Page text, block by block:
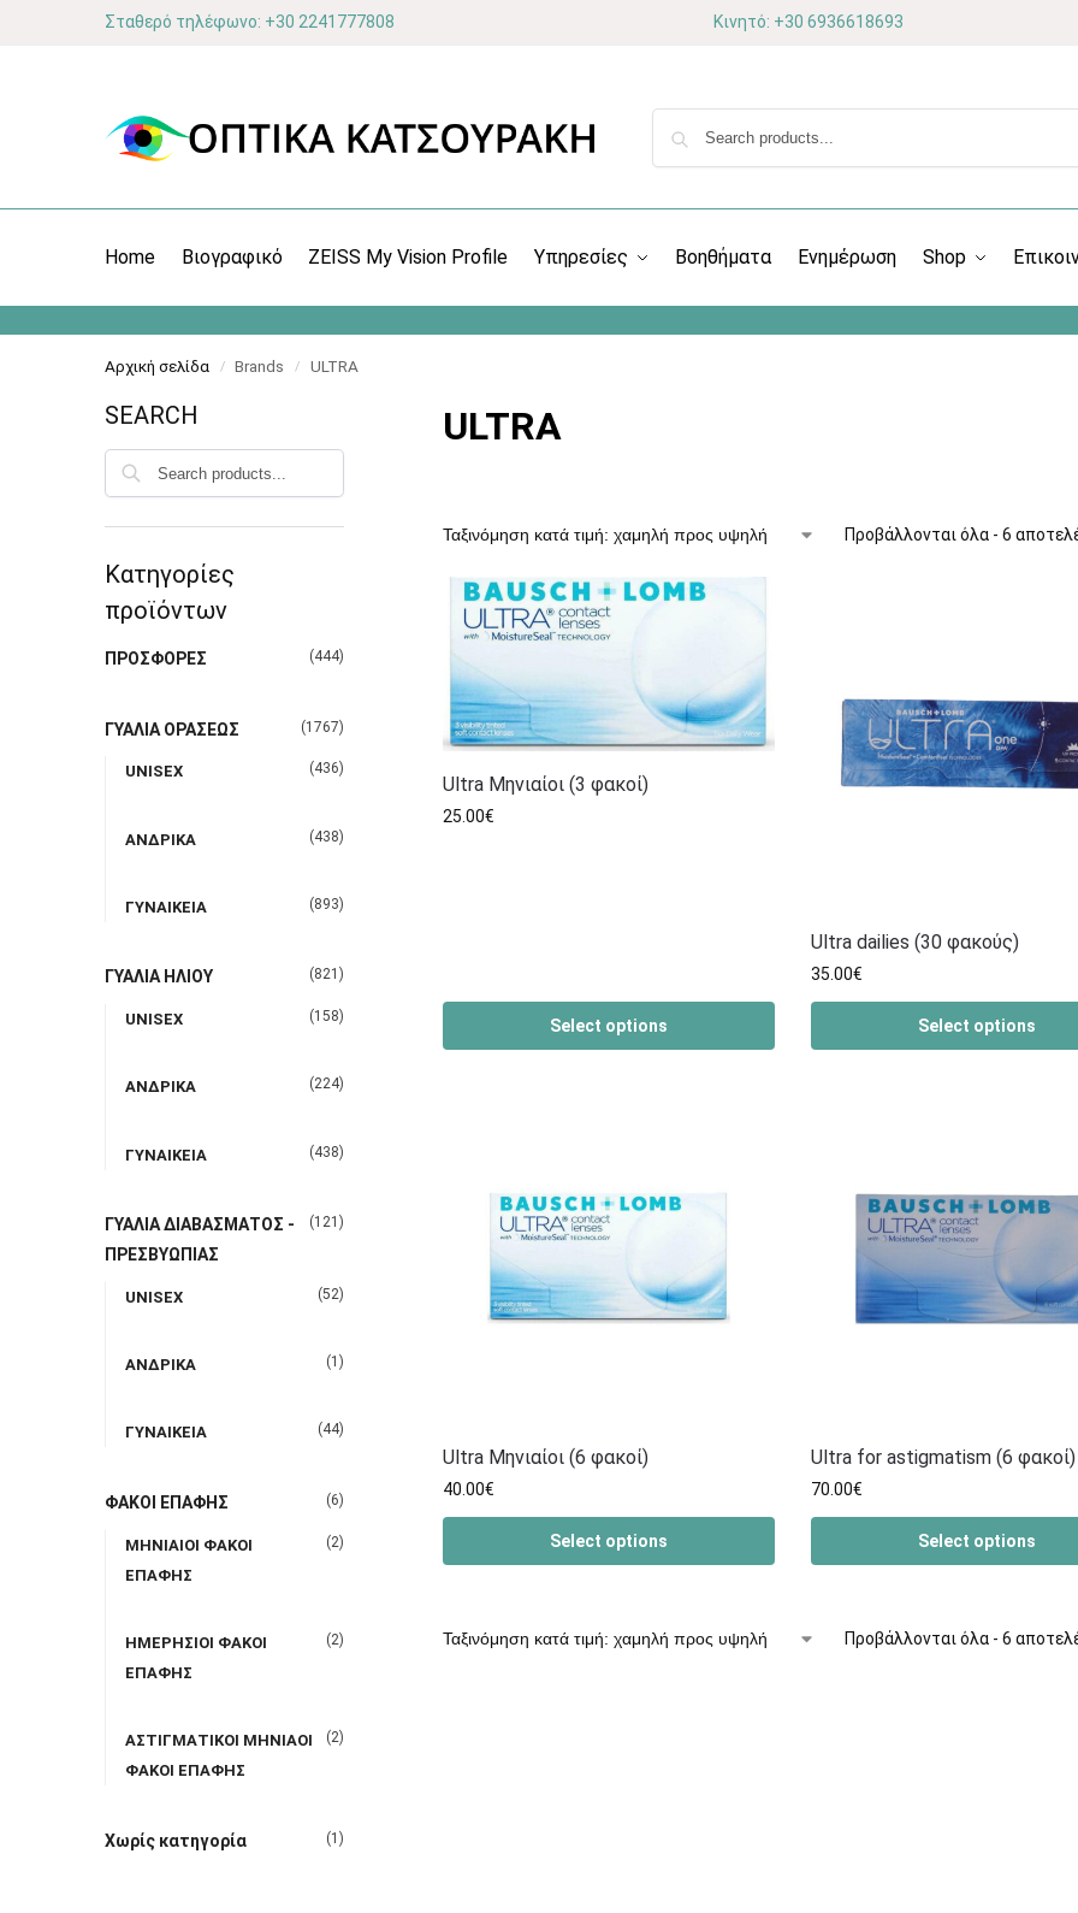
Σταθερό τηλέφωνο: +30 2241777808 Κινητό: +30 6936618693
Home Βιογραφικό ZEISS My Vision Profile Υπηρεσίες Βοηθήματα Ενημέρωση Shop
Αρχική σελίδα / Brands / ULTRA
ULTRA
Προβάλλονται όλα - 6
Ultra Μηνιαίοι (3 φακοί)
25.00€
Select options
Ultra dailies (30 φακούς)
35.00€
Select options
Ultra Μηνιαίοι (6 φακοί)
40.00€
Select options
Ultra for astigmatism (6 φακοί)
70.00€
Select options
Προβάλλονται όλα - 6
SEARCH
Κατηγορίες
προϊόντων
ΠΡΟΣΦΟΡΕΣ (444)
ΓΥΑΛΙΑ ΟΡΑΣΕΩΣ (1767)
UNISEX (436)
ΑΝΔΡΙΚΑ (438)
ΓΥΝΑΙΚΕΙΑ (893)
ΓΥΑΛΙΑ ΗΛΙΟΥ (821)
UNISEX (158)
ΑΝΔΡΙΚΑ (224)
ΓΥΝΑΙΚΕΙΑ (438)
ΓΥΑΛΙΑ ΔΙΑΒΑΣΜΑΤΟΣ -
ΠΡΕΣΒΥΩΠΙΑΣ
(121)
UNISEX (52)
ΑΝΔΡΙΚΑ (1)
ΓΥΝΑΙΚΕΙΑ (44)
ΦΑΚΟΙ ΕΠΑΦΗΣ (6)
ΜΗΝΙΑΙΟΙ ΦΑΚΟΙ
ΕΠΑΦΗΣ
(2)
ΗΜΕΡΗΣΙΟΙ ΦΑΚΟΙ
ΕΠΑΦΗΣ
(2)
ΑΣΤΙΓΜΑΤΙΚΟΙ ΜΗΝΙΑΟΙ
ΦΑΚΟΙ ΕΠΑΦΗΣ
(2)
Χωρίς κατηγορία (1)